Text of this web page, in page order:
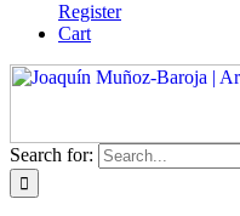
Register
Cart
Search for: